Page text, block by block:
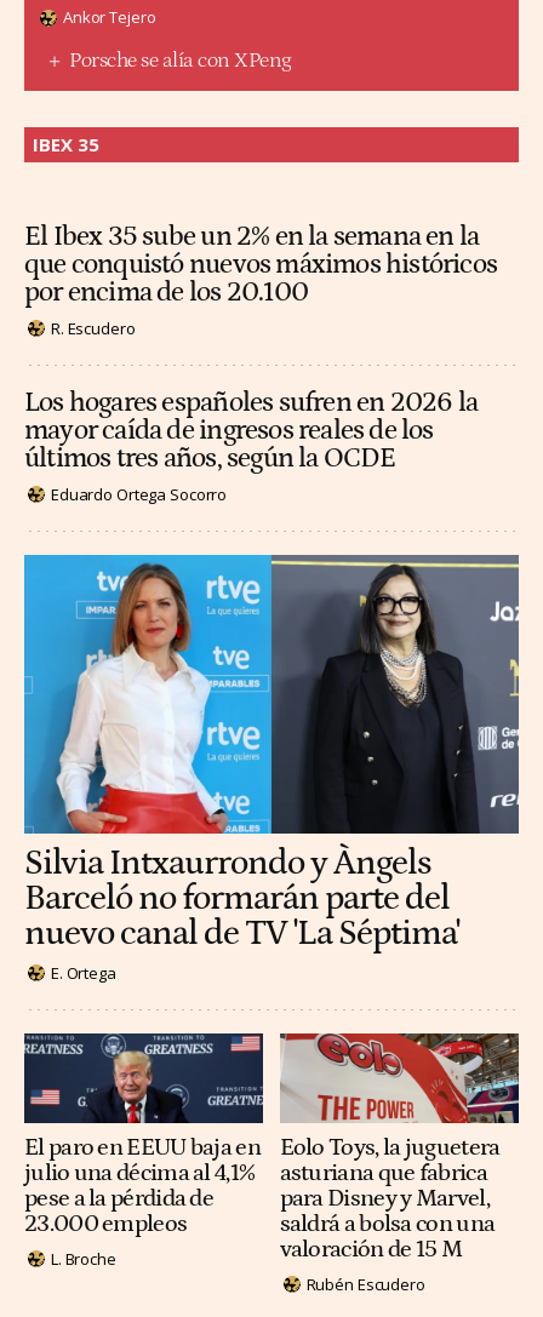
Ankor Tejero
Porsche se alía con XPeng
IBEX 35
El Ibex 35 sube un 2% en la semana en la
que conquistó nuevos máximos históricos
por encima de los 20.100
R. Escudero
Los hogares españoles sufren en 2026 la
mayor caída de ingresos reales de los
últimos tres años, según la OCDE
Eduardo Ortega Socorro
Silvia Intxaurrondo y Àngels
Barceló no formarán parte del
nuevo canal de TV 'La Séptima'
E. Ortega
El paro en EEUU baja en
julio una décima al 4,1%
pese a la pérdida de
23.000 empleos
L. Broche
Eolo Toys, la juguetera
asturiana que fabrica
para Disney y Marvel,
saldrá a bolsa con una
valoración de 15 M
Rubén Escudero